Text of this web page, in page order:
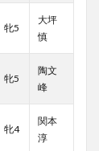
牝5
大坪
慎
牝5
陶文
峰
牝4
関本
淳